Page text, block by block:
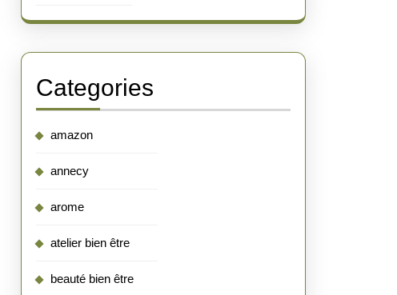
Categories
amazon
annecy
arome
atelier bien être
beauté bien être